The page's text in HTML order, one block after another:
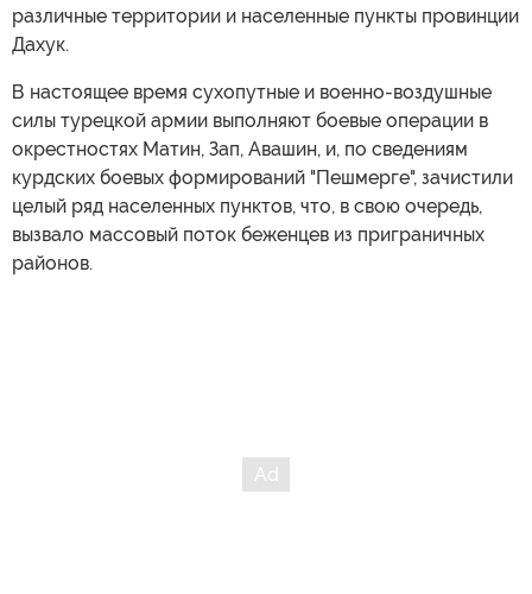
различные территории и населенные пункты провинции
Дахук.
В настоящее время сухопутные и военно-воздушные
силы турецкой армии выполняют боевые операции в
окрестностях Матин, Зап, Авашин, и, по сведениям
курдских боевых формирований "Пешмерге", зачистили
целый ряд населенных пунктов, что, в свою очередь,
вызвало массовый поток беженцев из приграничных
районов.